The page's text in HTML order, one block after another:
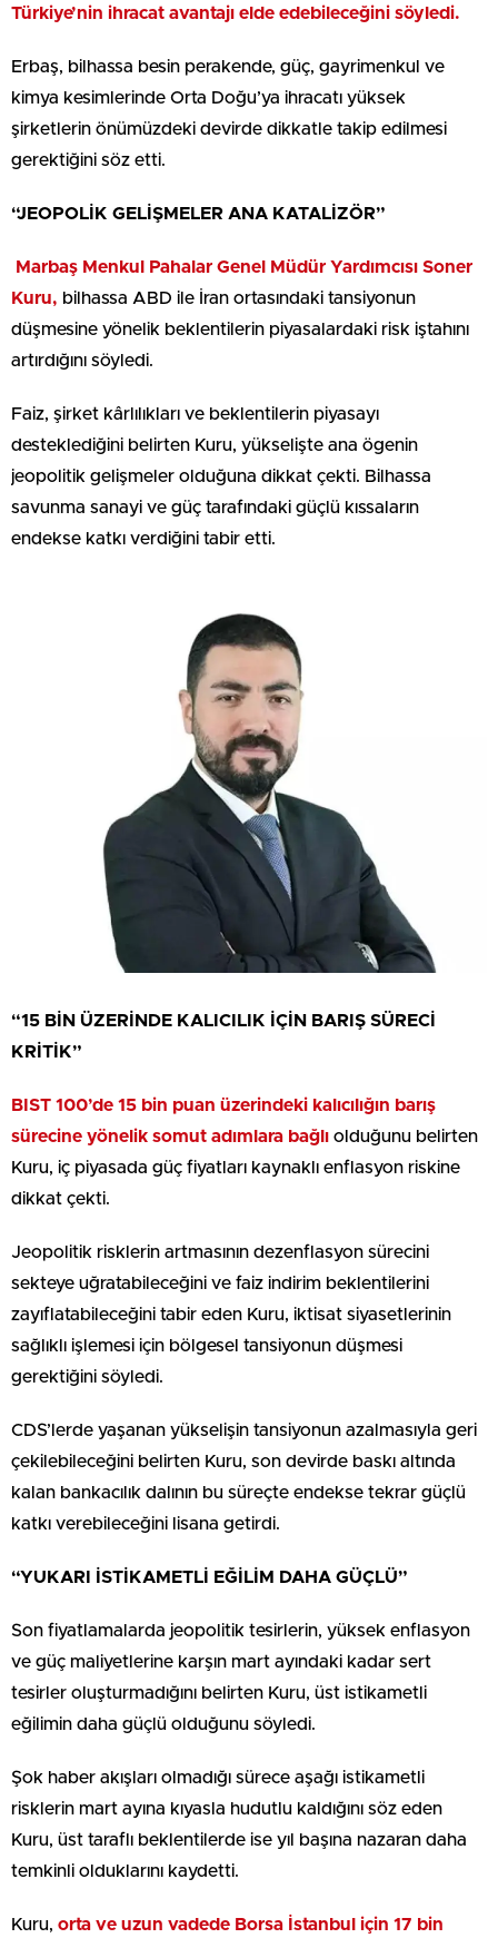
Türkiye’nin ihracat avantajı elde edebileceğini söyledi.
Erbaş, bilhassa besin perakende, güç, gayrimenkul ve
kimya kesimlerinde Orta Doğu’ya ihracatı yüksek
şirketlerin önümüzdeki devirde dikkatle takip edilmesi
gerektiğini söz etti.
“JEOPOLİK GELİŞMELER ANA KATALİZÖR”
Marbaş Menkul Pahalar Genel Müdür Yardımcısı Soner
Kuru, bilhassa ABD ile İran ortasındaki tansiyonun
düşmesine yönelik beklentilerin piyasalardaki risk iştahını
artırdığını söyledi.
Faiz, şirket kârlılıkları ve beklentilerin piyasayı
desteklediğini belirten Kuru, yükselişte ana ögenin
jeopolitik gelişmeler olduğuna dikkat çekti. Bilhassa
savunma sanayi ve güç tarafındaki güçlü kıssaların
endekse katkı verdiğini tabir etti.
“15 BİN ÜZERİNDE KALICILIK İÇİN BARIŞ SÜRECİ
KRİTİK”
BIST 100’de 15 bin puan üzerindeki kalıcılığın barış
sürecine yönelik somut adımlara bağlı olduğunu belirten
Kuru, iç piyasada güç fiyatları kaynaklı enflasyon riskine
dikkat çekti.
Jeopolitik risklerin artmasının dezenflasyon sürecini
sekteye uğratabileceğini ve faiz indirim beklentilerini
zayıflatabileceğini tabir eden Kuru, iktisat siyasetlerinin
sağlıklı işlemesi için bölgesel tansiyonun düşmesi
gerektiğini söyledi.
CDS’lerde yaşanan yükselişin tansiyonun azalmasıyla geri
çekilebileceğini belirten Kuru, son devirde baskı altında
kalan bankacılık dalının bu süreçte endekse tekrar güçlü
katkı verebileceğini lisana getirdi.
“YUKARI İSTİKAMETLİ EĞİLİM DAHA GÜÇLÜ”
Son fiyatlamalarda jeopolitik tesirlerin, yüksek enflasyon
ve güç maliyetlerine karşın mart ayındaki kadar sert
tesirler oluşturmadığını belirten Kuru, üst istikametli
eğilimin daha güçlü olduğunu söyledi.
Şok haber akışları olmadığı sürece aşağı istikametli
risklerin mart ayına kıyasla hudutlu kaldığını söz eden
Kuru, üst taraflı beklentilerde ise yıl başına nazaran daha
temkinli olduklarını kaydetti.
Kuru, orta ve uzun vadede Borsa İstanbul için 17 bin